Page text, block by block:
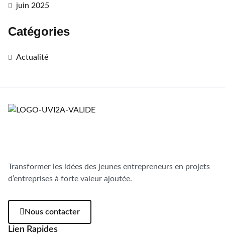
juin 2025
Catégories
Actualité
Transformer les idées des jeunes entrepreneurs en projets
d’entreprises à forte valeur ajoutée.
Nous contacter
Lien Rapides